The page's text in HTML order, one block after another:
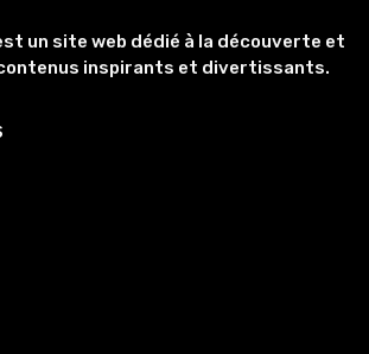
un site web dédié à la découverte et
inspirants et divertissants.